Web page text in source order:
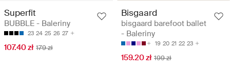
Superfit
BUBBLE - Baleriny
23 24 25 26 27
107.40 zł 179 zł
Bisgaard
bisgaard barefoot ballet
- Baleriny
19 20 21 22 23
159.20 zł 199 zł